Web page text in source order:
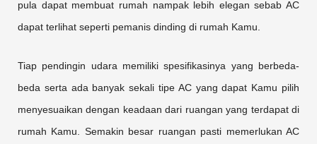
pula dapat membuat rumah nampak lebih elegan sebab AC
dapat terlihat seperti pemanis dinding di rumah Kamu.
Tiap pendingin udara memiliki spesifikasinya yang berbeda-
beda serta ada banyak sekali tipe AC yang dapat Kamu pilih
menyesuaikan dengan keadaan dari ruangan yang terdapat di
rumah Kamu. Semakin besar ruangan pasti memerlukan AC